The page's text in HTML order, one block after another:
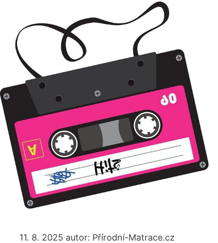
11. 8. 2025 autor: Přírodní-Matrace.cz